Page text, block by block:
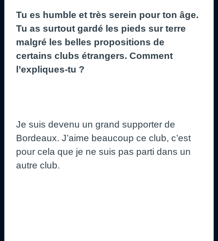
Tu es humble et très serein pour ton âge.
Tu as surtout gardé les pieds sur terre
malgré les belles propositions de
certains clubs étrangers. Comment
l’expliques-tu ?
Je suis devenu un grand supporter de
Bordeaux. J’aime beaucoup ce club, c’est
pour cela que je ne suis pas parti dans un
autre club.